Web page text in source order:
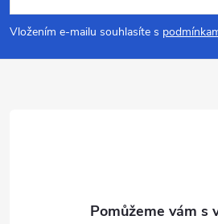
p
a
Vložením e-mailu souhlasíte s